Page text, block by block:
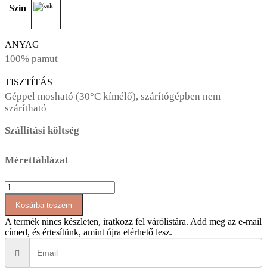
Szín
ANYAG
100% pamut
TISZTÍTÁS
Géppel mosható (30°C kímélő), szárítógépben nem
szárítható
Szállítási költség
Mérettáblázat
AT012
rövid
felső
mennyiség
Kosárba teszem
A termék nincs készleten, iratkozz fel várólistára. Add meg az e-mail
címed, és értesítünk, amint újra elérhető lesz.